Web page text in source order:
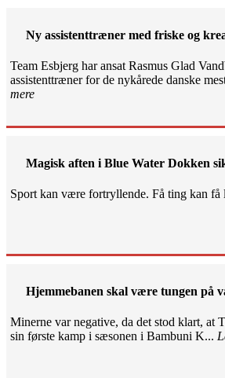
Ny assistenttræner med friske og
Team Esbjerg har ansat Rasmus Glad
assistenttræner for de nykårede danske
mere
Magisk aften i Blue Water Dokken
Sport kan være fortryllende. Få ting kan få
Hjemmebanen skal være tungen på
Minerne var negative, da det stod klart, at
sin første kamp i sæsonen i Bambuni K...